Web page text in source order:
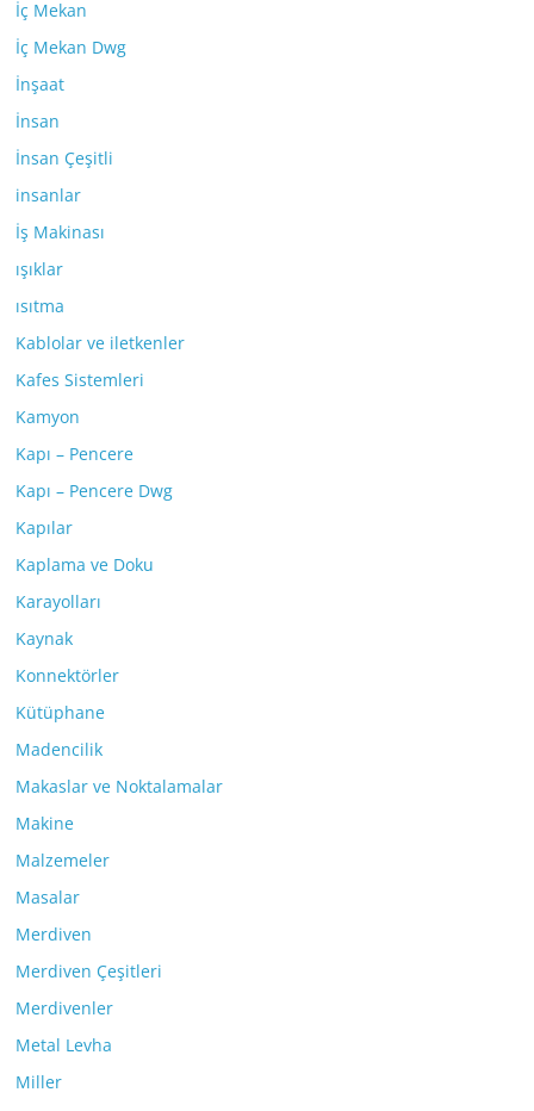
İç Mekan
İç Mekan Dwg
İnşaat
İnsan
İnsan Çeşitli
insanlar
İş Makinası
ışıklar
ısıtma
Kablolar ve iletkenler
Kafes Sistemleri
Kamyon
Kapı – Pencere
Kapı – Pencere Dwg
Kapılar
Kaplama ve Doku
Karayolları
Kaynak
Konnektörler
Kütüphane
Madencilik
Makaslar ve Noktalamalar
Makine
Malzemeler
Masalar
Merdiven
Merdiven Çeşitleri
Merdivenler
Metal Levha
Miller